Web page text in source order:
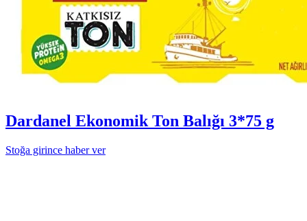
Dardanel Ekonomik Ton Balığı 3*75 g
Stoğa girince haber ver